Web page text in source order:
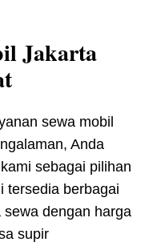
Jakarta
sewa mobil
Anda
sebagai pilihan
tersedia berbagai
dengan harga
supir